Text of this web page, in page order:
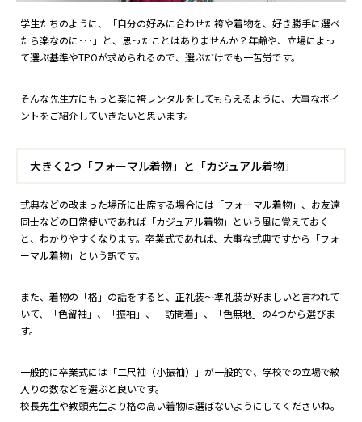
学生たちのように、「自分の好みに合わせた袴や着物を、好き勝手に選べ
たら楽なのに･･･」と、思ったことはありませんか？年齢や、立場によっ
て選ぶ基準やTPOが求められるので、選ぶだけでも一苦労です。
そんな先生方にもっと楽に袴レンタルをしてもらえるように、大事なポイ
ントをご紹介していきたいと思います。
大きく2つ「フォーマル着物」と「カジュアル着物」
式典などの改まった場所に出席する場合には「フォーマル着物」、お友達
同士などの日常使いであれば「カジュアル着物」という風に覚えておく
と、わかりやすくなります。卒業式であれば、大事な式典ですから「フォ
ーマル着物」という訳です。
また、着物の「格」の話をすると、正礼装～準礼装が好ましいと言われて
いて、「色留袖」、「振袖」、「訪問着」、「色無地」の4つから選びま
す。
一般的に卒業式には「二尺袖（小振袖）」が一般的で、学校での立場で紋
入りの数などを選ぶと良いです。
校長先生や教頭先生より格の高い着物は選ばないようにしてくださいね。